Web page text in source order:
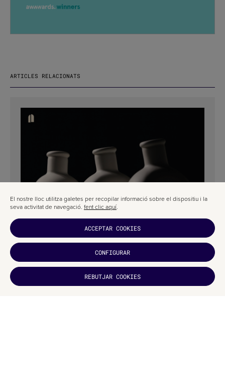
T'HA
AGRADAT?
ARTICLES RELACIONATS
TELLA THERA PER A|S STRATEGY, BRANDING &
COMMUNICATION
El nostre lloc utilitza galetes per recopilar informació sobre el dispositiu i la
seva activitat de navegació. fent clic aquí.
ACCEPTAR COOKIES
CONFIGURAR
REBUTJAR COOKIES